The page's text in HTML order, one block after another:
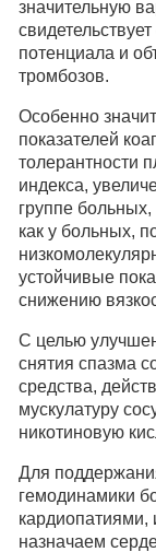
значительную
потенциала и
тромбозов.
Особенно
показателей
толерантности
индекса,
группе
как у больных,
устойчивые
снижению
С целью
снятия спазма
средства,
мускулатуру
никотиновую
Для
гемодинамики
назначаем